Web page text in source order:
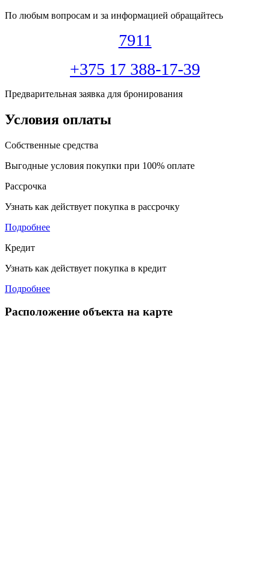
По любым вопросам и за информацией обращайтесь
7911
+375 17 388-17-39
Предварительная заявка для бронирования
Условия оплаты
Собственные средства
Выгодные условия покупки при 100% оплате
Рассрочка
Узнать как действует покупка в рассрочку
Подробнее
Кредит
Узнать как действует покупка в кредит
Подробнее
Расположение объекта на карте